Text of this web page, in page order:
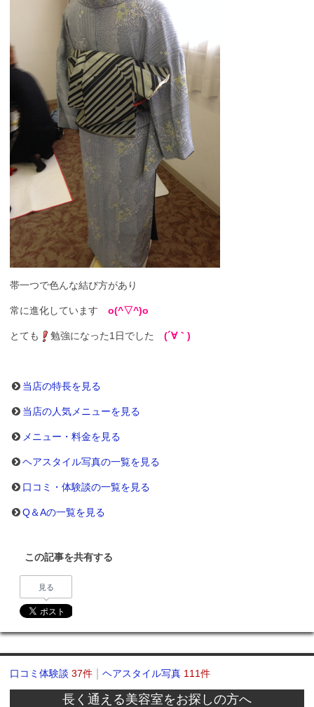
帯一つで色んな結び方があり
常に進化しています o(^▽^)o
とても 勉強になった1日でした (´∀｀)
当店の特長を見る
当店の人気メニューを見る
メニュー・料金を見る
ヘアスタイル写真の一覧を見る
口コミ・体験談の一覧を見る
Q＆Aの一覧を見る
この記事を共有する
見る
口コミ体験談 37件 ヘアスタイル写真 111件
長く通える美容室をお探しの方へ